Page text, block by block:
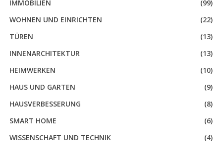
IMMOBILIEN
(99)
WOHNEN UND EINRICHTEN
(22)
TÜREN
(13)
INNENARCHITEKTUR
(13)
HEIMWERKEN
(10)
HAUS UND GARTEN
(9)
HAUSVERBESSERUNG
(8)
SMART HOME
(6)
WISSENSCHAFT UND TECHNIK
(4)